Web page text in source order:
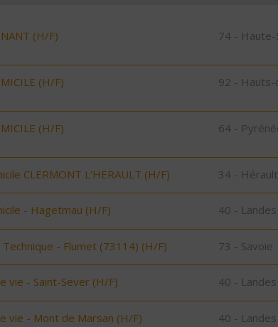
(H/F) 74 - Haute-
(H/F) 92 - Hauts-
(H/F) 64 -
CLERMONT L'HERAULT (H/F) 34 - Hérault
- Hagetmau (H/F) 40 - Landes
- Flumet (73114) (H/F) 73 - Savoie
vie - Saint-Sever (H/F) 40 - Landes
vie - Mont de Marsan (H/F) 40 - Landes